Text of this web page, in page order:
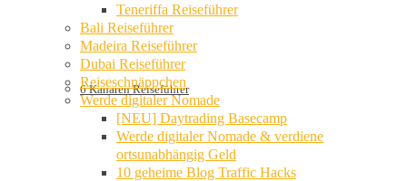
6 Kanaren Reiseführer
Teneriffa Reiseführer
Bali Reiseführer
Madeira Reiseführer
Dubai Reiseführer
Reiseschnäppchen
Werde digitaler Nomade
[NEU] Daytrading Basecamp
Werde digitaler Nomade & verdiene
ortsunabhängig Geld
10 geheime Blog Traffic Hacks